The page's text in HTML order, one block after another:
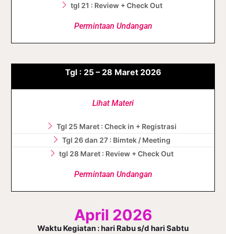
tgl 21 : Review + Check Out
Permintaan Undangan
Tgl : 25 – 28 Maret 2026
Lihat Materi
Tgl 25 Maret : Check in + Registrasi
Tgl 26 dan 27 : Bimtek / Meeting
tgl 28 Maret : Review + Check Out
Permintaan Undangan
April 2026
Waktu Kegiatan : hari Rabu s/d hari Sabtu